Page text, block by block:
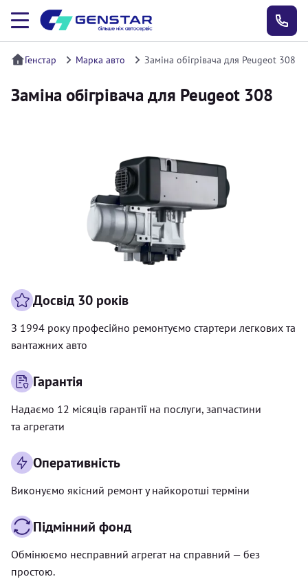
Генстар Марка авто Заміна обігрівача для Peugeot 308
Заміна обігрівача для Peugeot 308
Досвід 30 років
З 1994 року професійно ремонтуємо стартери легкових та
вантажних авто
Гарантія
Надаємо 12 місяців гарантії на послуги, запчастини
та агрегати
Оперативність
Виконуємо якісний ремонт у найкоротші терміни
Підмінний фонд
Обмінюємо несправний агрегат на справний — без
простою.